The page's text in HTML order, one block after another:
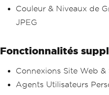
Couleur & Niveaux de
JPEG
Fonctionnalités
Connexions Site Web &
Agents Utilisateurs